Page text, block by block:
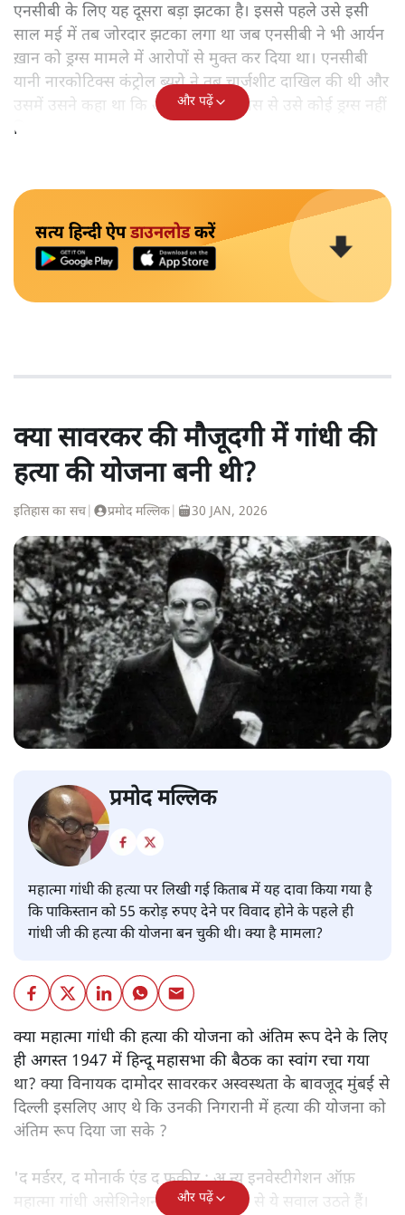
एनसीबी के लिए यह दूसरा बड़ा झटका है। इससे पहले उसे इसी
साल मई में तब जोरदार झटका लगा था जब एनसीबी ने भी आर्यन
ख़ान को ड्रग्स मामले में आरोपों से मुक्त कर दिया था। एनसीबी
यानी नारकोटिक्स कंट्रोल ब्यूरो ने तब चार्जशीट दाखिल की थी और
उसमें उसने कहा था कि आर्यन ख़ान के पास से उसे कोई ड्रग्स नहीं
मिला था।
और पढ़ें
सत्य हिन्दी ऐपडाउनलोडकरें
क्या सावरकर की मौजूदगी में गांधी की
हत्या की योजना बनी थी?
इतिहास का सच प्रमोद मल्लिक 30 JAN, 2026
प्रमोद मल्लिक
महात्मा गांधी की हत्या पर लिखी गई किताब में यह दावा किया गया है
कि पाकिस्तान को 55 करोड़ रुपए देने पर विवाद होने के पहले ही
गांधी जी की हत्या की योजना बन चुकी थी। क्या है मामला?
क्या महात्मा गांधी की हत्या की योजना को अंतिम रूप देने के लिए
ही अगस्त 1947 में हिन्दू महासभा की बैठक का स्वांग रचा गया
था? क्या विनायक दामोदर सावरकर अस्वस्थता के बावजूद मुंबई से
दिल्ली इसलिए आए थे कि उनकी निगरानी में हत्या की योजना को
अंतिम रूप दिया जा सके ?
'द मर्डरर, द मोनार्क एंड द फ़कीर : अ न्यू इनवेस्टीगेशन ऑफ़
महात्मा गांधी असेशिनेशन' नामक किताब से ये सवाल उठते हैं।
और पढ़ें